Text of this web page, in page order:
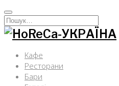
Перейти
к
содержимому
Искать:
Кафе
Ресторани
Бари